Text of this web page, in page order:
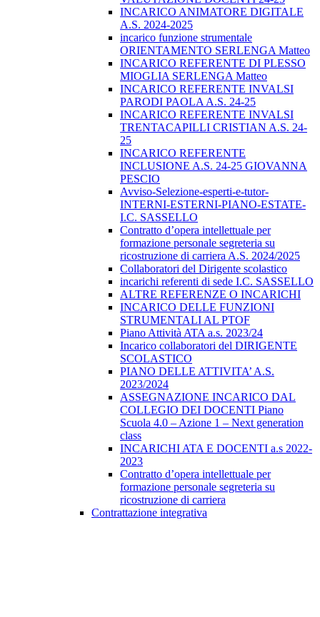
INCARICO ANIMATORE DIGITALE
A.S. 2024-2025
incarico funzione strumentale
ORIENTAMENTO SERLENGA Matteo
INCARICO REFERENTE DI PLESSO
MIOGLIA SERLENGA Matteo
INCARICO REFERENTE INVALSI
PARODI PAOLA A.S. 24-25
INCARICO REFERENTE INVALSI
TRENTACAPILLI CRISTIAN A.S. 24-
25
INCARICO REFERENTE
INCLUSIONE A.S. 24-25 GIOVANNA
PESCIO
Avviso-Selezione-esperti-e-tutor-
INTERNI-ESTERNI-PIANO-ESTATE-
I.C. SASSELLO
Contratto d’opera intellettuale per
formazione personale segreteria su
ricostruzione di carriera A.S. 2024/2025
Collaboratori del Dirigente scolastico
incarichi referenti di sede I.C. SASSELLO
ALTRE REFERENZE O INCARICHI
INCARICO DELLE FUNZIONI
STRUMENTALI AL PTOF
Piano Attività ATA a.s. 2023/24
Incarico collaboratori del DIRIGENTE
SCOLASTICO
PIANO DELLE ATTIVITA’ A.S.
2023/2024
ASSEGNAZIONE INCARICO DAL
COLLEGIO DEI DOCENTI Piano
Scuola 4.0 – Azione 1 – Next generation
class
INCARICHI ATA E DOCENTI a.s 2022-
2023
Contratto d’opera intellettuale per
formazione personale segreteria su
ricostruzione di carriera
Contrattazione integrativa